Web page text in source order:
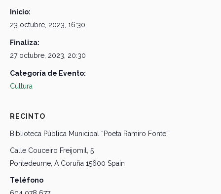
Inicio:
23 octubre, 2023, 16:30
Finaliza:
27 octubre, 2023, 20:30
Categoría de Evento:
Cultura
RECINTO
Biblioteca Pública Municipal “Poeta Ramiro Fonte”
Calle Couceiro Freijomil, 5
Pontedeume, A Coruña 15600 Spain
Teléfono